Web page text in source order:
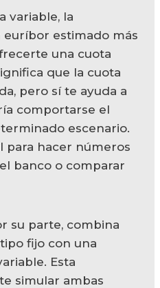
variable, la
euríbor estimado más
una cuota
que la cuota
pero sí te ayuda a
comportarse el
escenario.
para hacer números
banco o comparar
su parte, combina
fijo con una
Esta
simular ambas